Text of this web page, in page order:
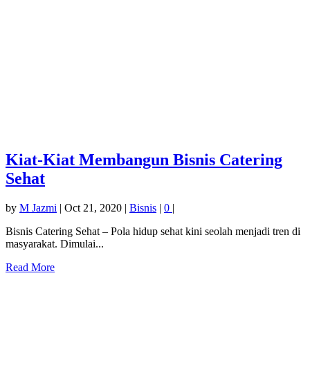
Kiat-Kiat Membangun Bisnis Catering
Sehat
by M Jazmi | Oct 21, 2020 | Bisnis | 0 |
Bisnis Catering Sehat – Pola hidup sehat kini seolah menjadi tren di
masyarakat. Dimulai...
Read More